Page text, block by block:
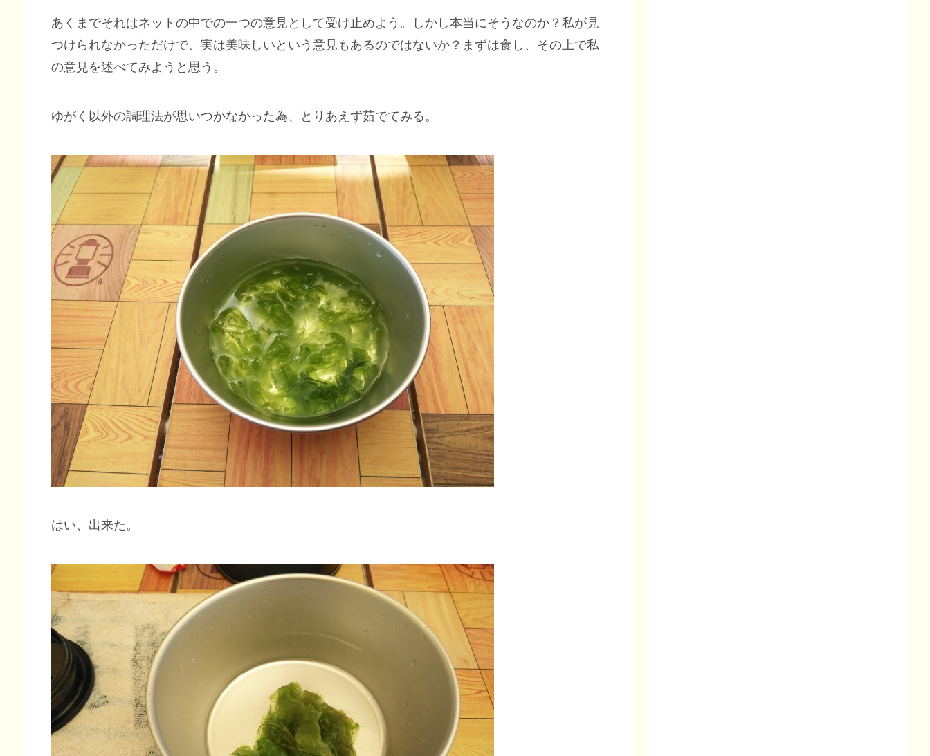
あくまでそれはネットの中での一つの意見として受け止めよう。しかし本当にそうなのか？私が見
つけられなかっただけで、実は美味しいという意見もあるのではないか？まずは食し、その上で私
の意見を述べてみようと思う。
ゆがく以外の調理法が思いつかなかった為、とりあえず茹でてみる。
はい、出来た。